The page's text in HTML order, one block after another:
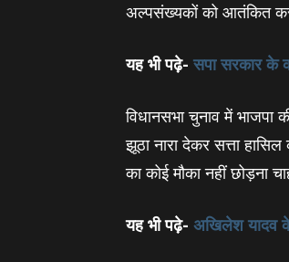
अल्पसंख्यकों को आतंकित
यह भी पढ़े- सपा सरकार के
विधानसभा चुनाव में भाजपा
झूठा नारा देकर सत्ता
का कोई मौका नहीं छोड़ना
यह भी पढ़े- अखिलेश यादव के